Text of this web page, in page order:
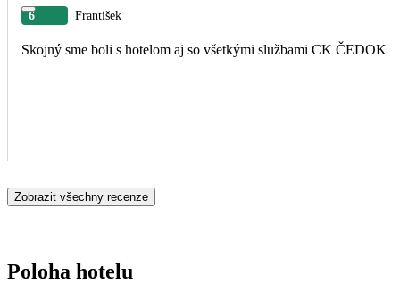
6 František
Skojný sme boli s hotelom aj so všetkými službami CK ČEDOK
Zobrazit všechny recenze
Poloha hotelu